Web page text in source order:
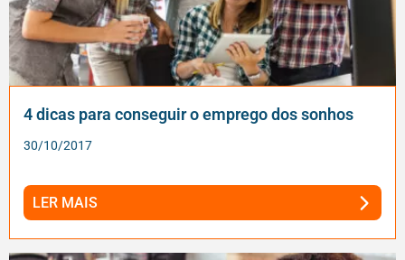
4 dicas para conseguir o emprego dos sonhos
30/10/2017
LER MAIS